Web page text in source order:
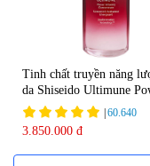
Tinh chất truyền năng
da Shiseido Ultimune
75ml
|60.640
3.850.000 đ